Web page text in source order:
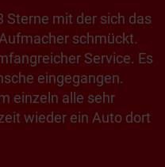
Sterne mit der sich das
schmückt.
Service. Es
eingegangen.
einzeln alle sehr
wieder ein Auto dort